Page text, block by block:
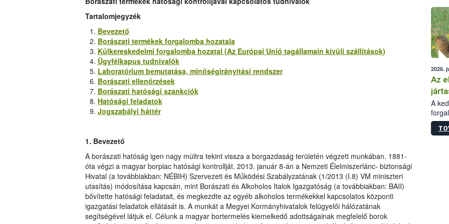
Tartalomjegyzék
Bevezető
Borászati termékek forgalomba hozatala
Külkereskedelmi forgalomba hozatal (Az Európai Unió tagállamain kívüli szállítások)
Ügyfélkapus tudnivalók
Laboratórium bemutatása, minőségirányítási rendszer
Borászati ellenőrzések
Borászati hatósági szankciók
Hatósági feladatok
Jogszabályi háttér
1. Bevezető
A borászati hatóság igen nagy múltra tekint vissza a borgazdaság területén végzett munkában. 1881-
óta végzi a magyar borpiac hatósági kontrollját. 2013. január 8-án a Nemzeti Élelmiszerlánc- biztonsági
Hivatal (a továbbiakban: NÉBIH) Szervezeti és Működési Szabályzatának (1/2013 (I.8) VM miniszteri
utasítás) módosítása kapcsán, mint Borászati és Alkoholos Italok Igazgatóság (a továbbiakban: BAII)
bővítette hatósági feladatait, és megkezdte az egyéb alkoholos termékekkel kapcsolatos központi
igazgatási feladatok ellátását is. A munkát a Megyei Kormányhivatalok felügyelői hálózatának
segítségével látjuk el. Célunk a magyar bortermelés kiemelkedő adottságainak megfelelő borok
2026.
Az
A